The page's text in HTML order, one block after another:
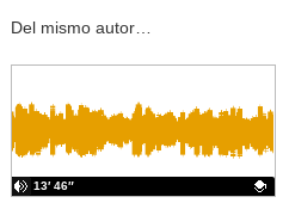
Del mismo autor…
13′ 46″